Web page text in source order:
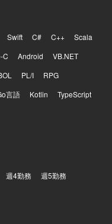
Swift C# C++
Scala
C Android
VB.NET
PL/I
RPG
言語 Kotlin
TypeScript
週4勤務 週5勤務